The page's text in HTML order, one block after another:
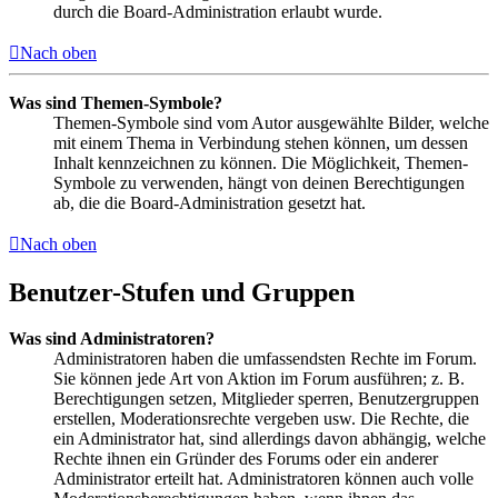
durch die Board-Administration erlaubt wurde.
Nach oben
Was sind Themen-Symbole?
Themen-Symbole sind vom Autor ausgewählte Bilder, welche
mit einem Thema in Verbindung stehen können, um dessen
Inhalt kennzeichnen zu können. Die Möglichkeit, Themen-
Symbole zu verwenden, hängt von deinen Berechtigungen
ab, die die Board-Administration gesetzt hat.
Nach oben
Benutzer-Stufen und Gruppen
Was sind Administratoren?
Administratoren haben die umfassendsten Rechte im Forum.
Sie können jede Art von Aktion im Forum ausführen; z. B.
Berechtigungen setzen, Mitglieder sperren, Benutzergruppen
erstellen, Moderationsrechte vergeben usw. Die Rechte, die
ein Administrator hat, sind allerdings davon abhängig, welche
Rechte ihnen ein Gründer des Forums oder ein anderer
Administrator erteilt hat. Administratoren können auch volle